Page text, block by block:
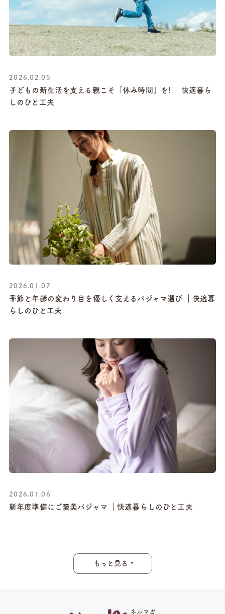
2026.02.05
子どもの新生活を支える親こそ「休み時間」を! ｜快適暮ら
しのひと工夫
2026.01.07
季節と年齢の変わり目を優しく支えるパジャマ選び ｜快適暮
らしのひと工夫
2026.01.06
新年度準備にご褒美パジャマ ｜快適暮らしのひと工夫
もっと見る